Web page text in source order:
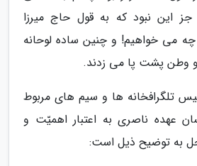
جز این نبود که به قول حاج میرزا
می خواهیم! و چنین ساده لوحانه
و وطن پشت پا می زدند.
تلگرافخانه ها و سیم های مربوط
عهده ناصری به اعتبار اهمیّت و
به توضیح ذیل است: